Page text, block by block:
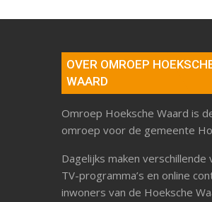
OVER OMROEP
WAARD
Omroep Hoeksche Waard is
omroep voor de gemeente
Dagelijks maken
TV-programma’s en online
inwoners van de Hoeksche